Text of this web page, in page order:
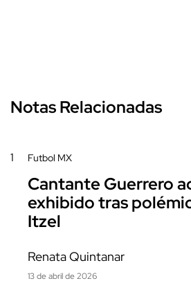
Notas Relacionadas
1 Futbol MX
Cantante Guerrero
exhibido tras
Itzel
Renata Quintanar
13 de abril de 2026